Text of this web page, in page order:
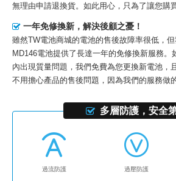
無理由申請退換貨。如此用心，只為了讓您購
一年免修換新，解決後顧之憂！
雖然TW電池商城的電池的售後故障率很低，
MD146電池提供了長達一年的免修換新服務。
內出現質量問題，我們免費為您更換新電池，
不用擔心產品的售後問題，因為我們的服務做
多層防護，安全
過流防護 過壓防護